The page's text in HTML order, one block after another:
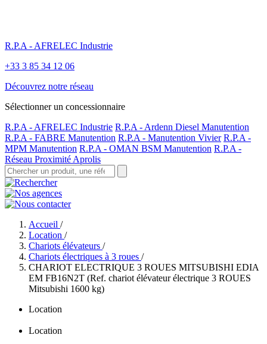
R.P.A - AFRELEC Industrie
+33 3 85 34 12 06
Découvrez notre réseau
Sélectionner un concessionnaire
R.P.A - AFRELEC Industrie R.P.A - Ardenn Diesel Manutention
R.P.A - FABRE Manutention R.P.A - Manutention Vivier R.P.A -
MPM Manutention R.P.A - OMAN BSM Manutention R.P.A -
Réseau Proximité Aprolis
Accueil /
Location /
Chariots élévateurs /
Chariots électriques à 3 roues /
CHARIOT ELECTRIQUE 3 ROUES MITSUBISHI EDIA
EM FB16N2T (Ref. chariot élévateur électrique 3 ROUES
Mitsubishi 1600 kg)
Location
Location